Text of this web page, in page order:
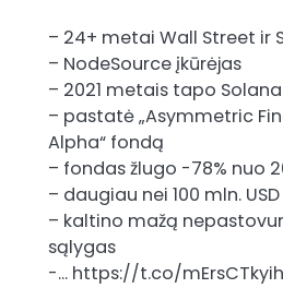
– 24+ metai Wall Street ir
– NodeSource įkūrėjas
– 2021 metais tapo
– pastatė „Asymmetric
Alpha“ fondą
– fondas žlugo -78% nuo
– daugiau nei 100 mln.
– kaltino mažą
sąlygas
-… https://t.co/mErsCTkyih